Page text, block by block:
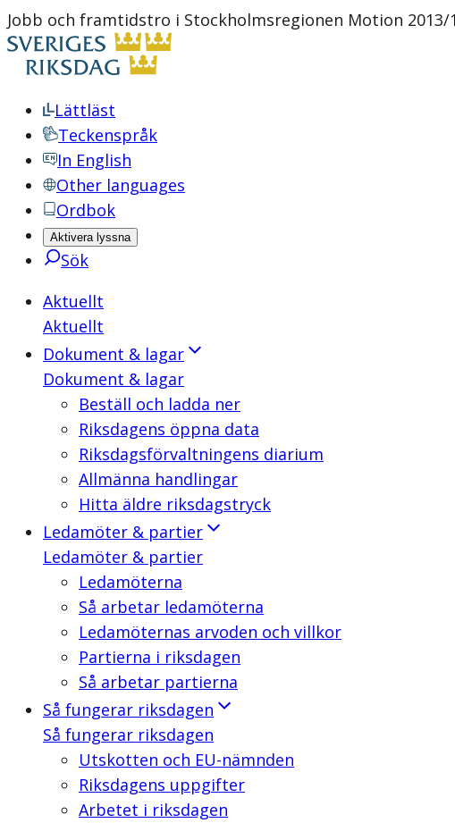
Jobb och framtidstro i Stockholmsregionen Motion 2013/
Lättläst
Teckenspråk
In English
Other languages
Ordbok
Aktivera lyssna
Sök
Aktuellt
Aktuellt
Dokument & lagar
Dokument & lagar
Beställ och ladda ner
Riksdagens öppna data
Riksdagsförvaltningens diarium
Allmänna handlingar
Hitta äldre riksdagstryck
Ledamöter & partier
Ledamöter & partier
Ledamöterna
Så arbetar ledamöterna
Ledamöternas arvoden och villkor
Partierna i riksdagen
Så arbetar partierna
Så fungerar riksdagen
Så fungerar riksdagen
Utskotten och EU-nämnden
Riksdagens uppgifter
Arbetet i riksdagen